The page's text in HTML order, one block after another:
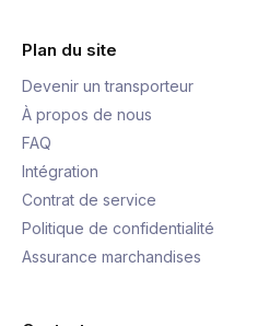
Plan du site
Devenir un transporteur
À propos de nous
FAQ
Intégration
Contrat de service
Politique de confidentialité
Assurance marchandises